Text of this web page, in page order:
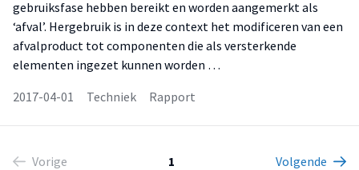
gebruiksfase hebben bereikt en worden aangemerkt als
‘afval’. Hergebruik is in deze context het modificeren van een
afvalproduct tot componenten die als versterkende
elementen ingezet kunnen worden …
2017-04-01
Techniek Rapport
Vorige 1 Volgende